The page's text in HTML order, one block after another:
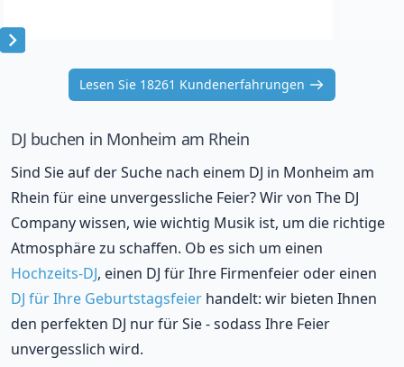
Item
Lesen Sie 18261 Kundenerfahrungen
DJ buchen in Monheim am Rhein
Sind Sie auf der Suche nach einem DJ in Monheim am
Rhein für eine unvergessliche Feier? Wir von The DJ
Company wissen, wie wichtig Musik ist, um die richtige
Atmosphäre zu schaffen. Ob es sich um einen
Hochzeits-DJ, einen DJ für Ihre Firmenfeier oder einen
DJ für Ihre Geburtstagsfeier handelt: wir bieten Ihnen
den perfekten DJ nur für Sie - sodass Ihre Feier
unvergesslich wird.